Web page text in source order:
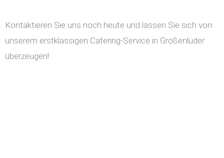
Kontaktieren Sie uns noch heute und lassen Sie sich von
unserem erstklassigen Catering-Service in Großenlüder
überzeugen!